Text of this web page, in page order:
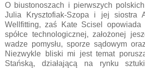
O biustonoszach i pierwszych
Julia Krysztofiak-Szopa i jej siostra
Wellfitting, zaś Kate Scisel
spółce technologicznej, założonej
wadze pomysłu, sporze sądowym
Niezwykle bliski mi jest temat
Stańską, działającą na rynku